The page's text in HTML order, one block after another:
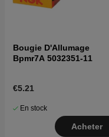
Bougie D'Allumage
Bpmr7A 5032351-11
€5.21
En stock
Acheter